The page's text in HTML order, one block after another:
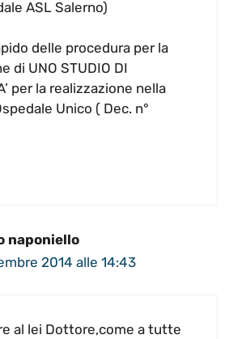
ASL Salerno)
delle procedura per la
di UNO STUDIO DI
per la realizzazione nella
Unico ( Dec. n°
naponiello
2014 alle 14:43
al lei Dottore,come a tutte